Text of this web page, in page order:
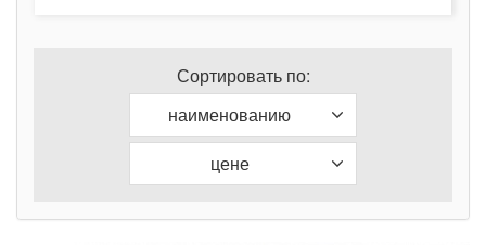
Сортировать по:
наименованию
цене